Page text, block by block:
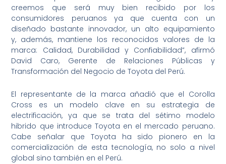
creemos que será muy bien recibido por los
consumidores peruanos ya que cuenta con un
diseñado bastante innovador, un alto equipamiento
y, además, mantiene los reconocidos valores de la
marca: Calidad, Durabilidad y Confiabilidad”, afirmó
David Caro, Gerente de Relaciones Públicas y
Transformación del Negocio de Toyota del Perú.
El representante de la marca añadió que el Corolla
Cross es un modelo clave en su estrategia de
electrificación, ya que se trata del sétimo modelo
hibrido que introduce Toyota en el mercado peruano.
Cabe señalar que Toyota ha sido pionero en la
comercialización de esta tecnología, no solo a nivel
global sino también en el Perú.